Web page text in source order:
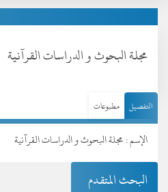
مجلة البحوث و الدراسات القرآنية
التفصيل مطبوعات
الإسم : مجلة البحوث و الدراسات القرآنية
البحث المتقدم